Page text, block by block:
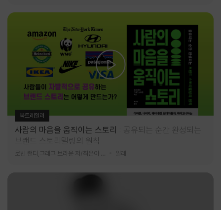
북트레일러
사람의 마음을 움직이는 스토리
공유되는 순간 완성되는
브랜드 스토리텔링의 원칙
알레